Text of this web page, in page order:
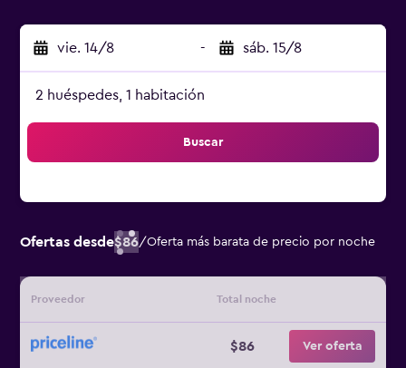
vie. 14/8 - sáb. 15/8
2 huéspedes, 1 habitación
Buscar
Ofertas desde$86/Oferta más barata de precio por noche
Proveedor Total noche
$86 Ver oferta